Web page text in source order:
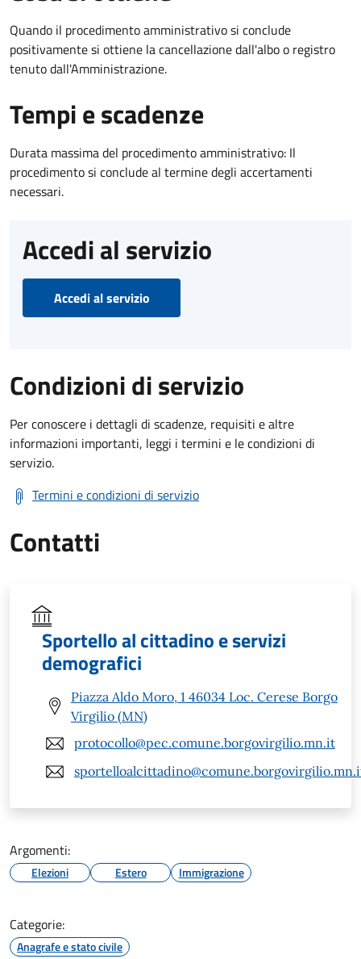
Quando il procedimento amministrativo si conclude
positivamente si ottiene la cancellazione dall'albo o registro
tenuto dall'Amministrazione.
Tempi e scadenze
Durata massima del procedimento amministrativo: Il
procedimento si conclude al termine degli accertamenti
necessari.
Accedi al servizio
Accedi al servizio
Condizioni di servizio
Per conoscere i dettagli di scadenze, requisiti e altre
informazioni importanti, leggi i termini e le condizioni di
servizio.
Termini e condizioni di servizio
Contatti
Sportello al cittadino e servizi
demografici
Piazza Aldo Moro, 1 46034 Loc. Cerese Borgo
Virgilio (MN)
protocollo@pec.comune.borgovirgilio.mn.it
Argomenti:
Elezioni Estero Immigrazione
Categorie:
Anagrafe e stato civile